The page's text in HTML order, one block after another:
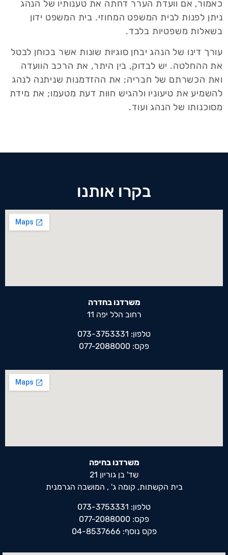
כאמור, אם וועדת הערר דחתה את טענותיו של הנהג
ניתן לפנות לבית המשפט המחוזי. בית המשפט ידון
בשאלות משפטיות בלבד.
עורך דינו של הנהג יבחן סוגיות שונות אשר בכוחן לבטל
את ההחלטה. יש לבדוק, בין היתר, את הרכב הוועדה
ואת הכשרתם של חבריה; את ההזדמנות שניתנה לנהג
להשמיע את טיעוניו ולהגיש חוות דעת מטעמו; את מידת
מסוכנותו של הנהג ועוד.
בקרו אותנו
משרדנו בחדרה
רחוב הלל יפה 11
טלפון: 073-3753331
פקס: 077-2088000
משרדנו בחיפה
שד' בן גוריון 21
בית הקשתות, קומה ג' , המושבה הגרמנית
טלפון: 073-3753331
פקס: 077-2088000
פקס נוסף: 04-8537666